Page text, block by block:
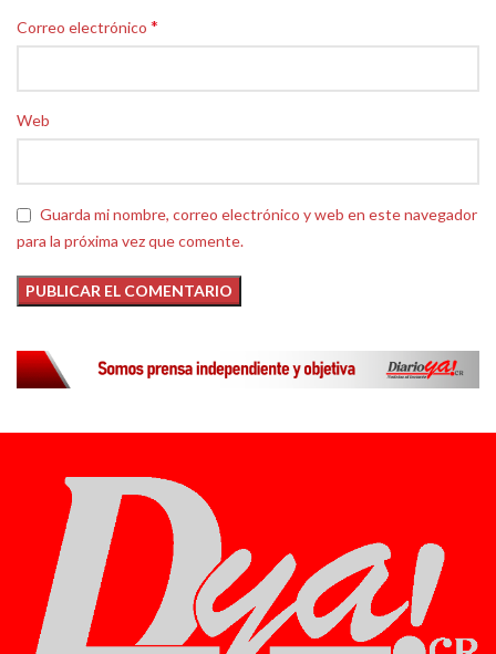
Correo electrónico *
Web
Guarda mi nombre, correo electrónico y web en este navegador
para la próxima vez que comente.